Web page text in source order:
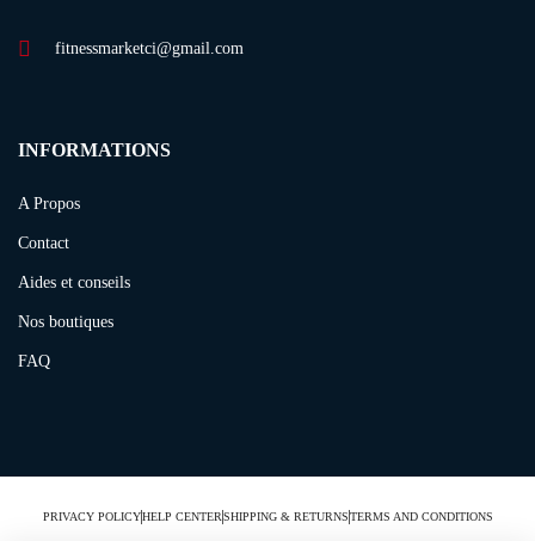
fitnessmarketci@gmail.com
INFORMATIONS
A Propos
Contact
Aides et conseils
Nos boutiques
FAQ
PRIVACY POLICYHELP CENTERSHIPPING & RETURNSTERMS AND CONDITIONS